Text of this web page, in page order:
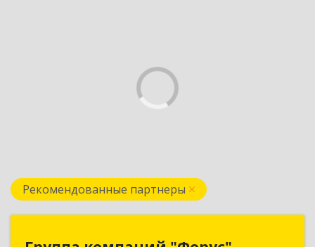
Рекомендованные партнеры
Группа компаний "Форус"